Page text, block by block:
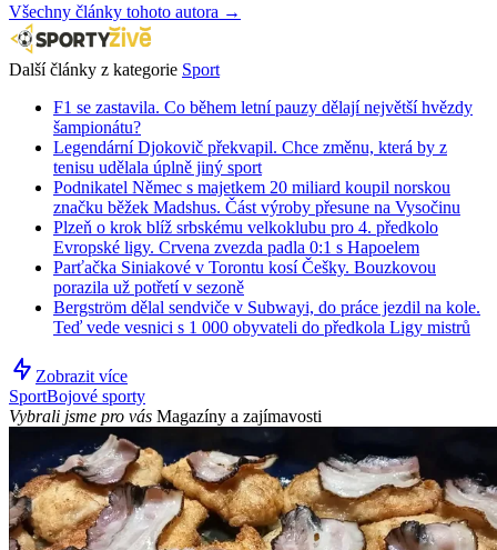
Všechny články tohoto autora →
Další články z kategorie Sport
F1 se zastavila. Co během letní pauzy dělají největší hvězdy
šampionátu?
Legendární Djokovič překvapil. Chce změnu, která by z
tenisu udělala úplně jiný sport
Podnikatel Němec s majetkem 20 miliard koupil norskou
značku běžek Madshus. Část výroby přesune na Vysočinu
Plzeň o krok blíž srbskému velkoklubu pro 4. předkolo
Evropské ligy. Crvena zvezda padla 0:1 s Hapoelem
Parťačka Siniakové v Torontu kosí Češky. Bouzkovou
porazila už potřetí v sezoně
Bergström dělal sendviče v Subwayi, do práce jezdil na kole.
Teď vede vesnici s 1 000 obyvateli do předkola Ligy mistrů
Zobrazit více
SportBojové sporty
Vybrali jsme pro vás Magazíny a zajímavosti